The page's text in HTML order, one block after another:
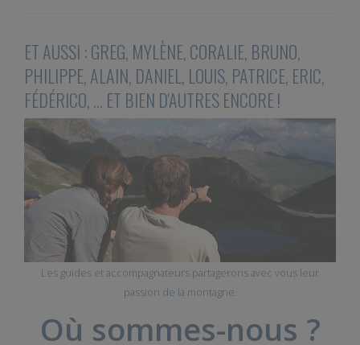
ET AUSSI :GREG, MYLÈNE, CORALIE, BRUNO,
PHILIPPE, ALAIN, DANIEL, LOUIS, PATRICE, ERIC,
FÉDÉRICO, ... ET BIEN D'AUTRES ENCORE !
Les guides et accompagnateurs partagerons avec vous leur
passion de la montagne.
Où sommes-nous ?